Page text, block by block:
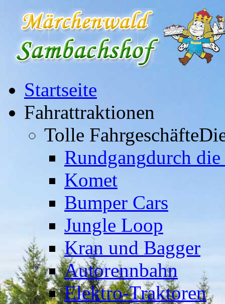
Startseite
Fahrattraktionen
Tolle Fahrgeschäfte
Rundgangdurch die
Komet
Bumper Cars
Jungle Loop
Kran und Bagger
Autorennbahn
Elektro-Traktoren